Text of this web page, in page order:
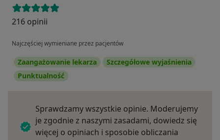
216 opinii
Najczęściej wymieniane przez pacjentów
Zaangażowanie lekarza
Szczegółowe wyjaśnienia
Punktualność
Sprawdzamy wszystkie opinie. Moderujemy
je zgodnie z naszymi zasadami, dowiedz się
więcej o opiniach i sposobie obliczania